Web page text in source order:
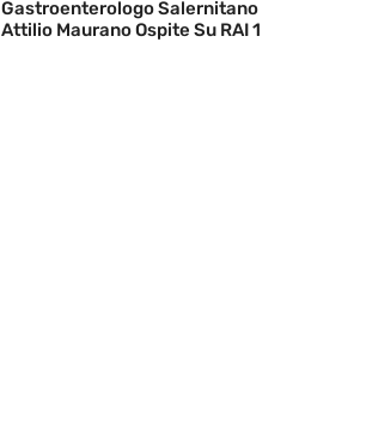
Gastroenterologo Salernitano
Attilio Maurano Ospite Su RAI 1